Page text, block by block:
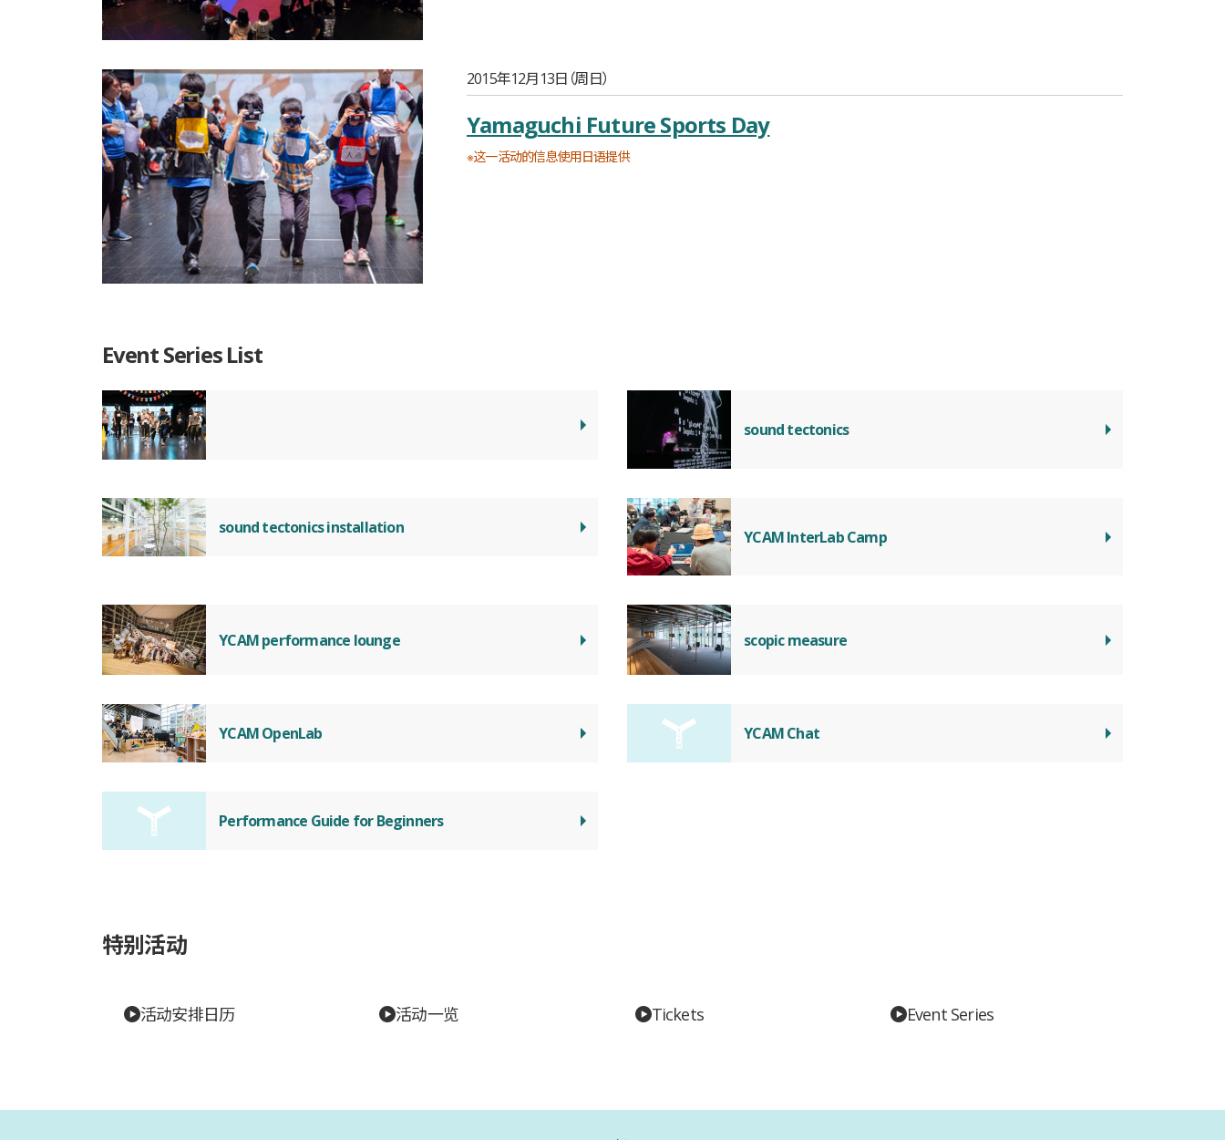
2015年12月13日（周日）
Yamaguchi Future Sports Day
※这一活动的信息使用日语提供
Event Series List
sound tectonics
sound tectonics installation YCAM InterLab Camp
YCAM performance lounge scopic measure
YCAM OpenLab YCAM Chat
Performance Guide for Beginners
特别活动
活动安排日历 活动一览 Tickets Event Series